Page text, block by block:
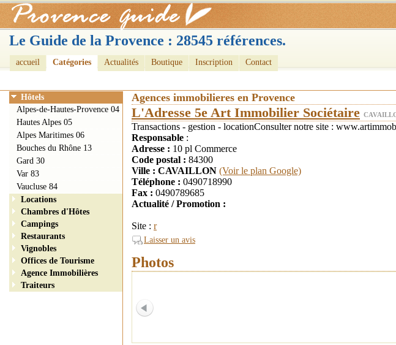
Le Guide de la Provence : 28545 références.
accueil Catégories Actualités Boutique Inscription Contact
Agences immobilieres en Provence
L'Adresse 5e Art Immobilier Sociétaire
Transactions - gestion - locationConsulter notre site :
Responsable :
Adresse : 10 pl Commerce
Code postal : 84300
Ville : CAVAILLON (Voir le plan Google)
Téléphone : 0490718990
Fax : 0490789685
Actualité / Promotion :
Site : r
Laisser un avis
Photos
Hôtels
Alpes-de-Hautes-Provence 04
Hautes Alpes 05
Alpes Maritimes 06
Bouches du Rhône 13
Gard 30
Var 83
Vaucluse 84
Locations
Chambres d'Hôtes
Campings
Restaurants
Vignobles
Offices de Tourisme
Agence Immobilières
Traiteurs